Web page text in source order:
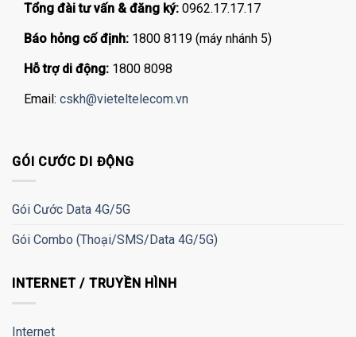
Tổng đài tư vấn & đăng ký: 0962.17.17.17
Báo hỏng cố định: 1800 8119 (máy nhánh 5)
Hỗ trợ di động: 1800 8098
Email: cskh@vieteltelecom.vn
GÓI CƯỚC DI ĐỘNG
Gói Cước Data 4G/5G
Gói Combo (Thoại/SMS/Data 4G/5G)
INTERNET / TRUYỀN HÌNH
Internet